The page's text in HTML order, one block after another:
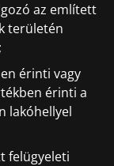
az említett
területén
érinti vagy
érinti a
lakóhellyel
felügyeleti